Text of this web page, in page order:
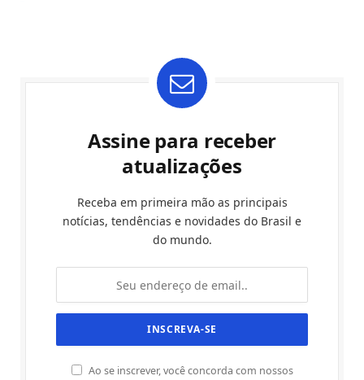
Assine para receber
atualizações
Receba em primeira mão as principais
notícias, tendências e novidades do Brasil e
do mundo.
Ao se inscrever, você concorda com nossos